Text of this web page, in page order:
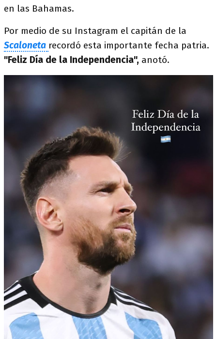
en las Bahamas.
Por medio de su Instagram el capitán de la
Scaloneta recordó esta importante fecha patria.
"Feliz Día de la Independencia", anotó.